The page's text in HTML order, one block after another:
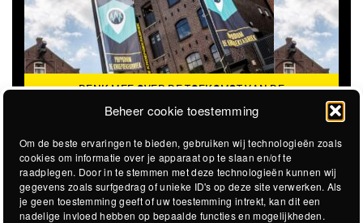
Beheer cookie toestemming
Om de beste ervaringen te bieden, gebruiken wij technologieën zoals
cookies om informatie over je apparaat op te slaan en/of te
raadplegen. Door in te stemmen met deze technologieën kunnen wij
gegevens zoals surfgedrag of unieke ID's op deze site verwerken. Als
je geen toestemming geeft of uw toestemming intrekt, kan dit een
nadelige invloed hebben op bepaalde functies en mogelijkheden.
DENK MEE OVER DE TOEKOMST VAN DE
KROEPOEKFABRIEK